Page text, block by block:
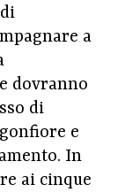
a
dovranno
di
e
In
ai cinque